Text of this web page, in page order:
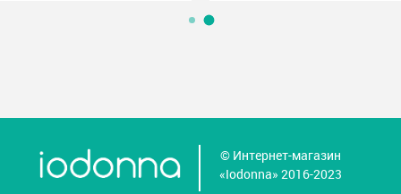
© Интернет-магазин
«Iodonna» 2016-2023